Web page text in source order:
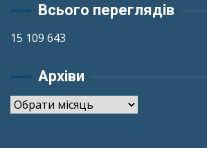
Всього переглядів
15 109 643
Архіви
Архіви